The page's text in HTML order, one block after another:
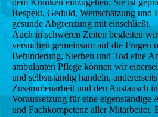
dem Kranken einzugehen. Sie ist
Respekt, Geduld, Wertschätzung und
gesunde Abgrenzung mit einschließt.
Auch in schweren Zeiten begleiten
versuchen gemeinsam auf die Fragen
Behinderung, Sterben und Tod eine
ambulanten Pflege können wir
und selbstständig handeln,
Zusammenarbeit und den Austausch
Voraussetzung für eine
und Fachkompetenz aller Mitarbeiter.